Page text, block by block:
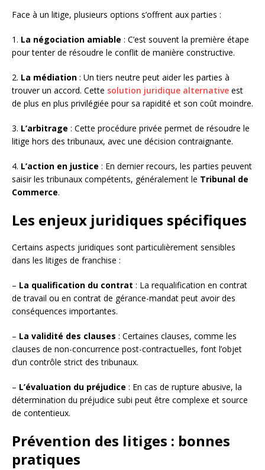
Face à un litige, plusieurs options s’offrent aux parties :
1. La négociation amiable : C’est souvent la première étape
pour tenter de résoudre le conflit de manière constructive.
2. La médiation : Un tiers neutre peut aider les parties à
trouver un accord. Cette solution juridique alternative est
de plus en plus privilégiée pour sa rapidité et son coût moindre.
3. L’arbitrage : Cette procédure privée permet de résoudre le
litige hors des tribunaux, avec une décision contraignante.
4. L’action en justice : En dernier recours, les parties peuvent
saisir les tribunaux compétents, généralement le Tribunal de
Commerce.
Les enjeux juridiques spécifiques
Certains aspects juridiques sont particulièrement sensibles
dans les litiges de franchise :
– La qualification du contrat : La requalification en contrat
de travail ou en contrat de gérance-mandat peut avoir des
conséquences importantes.
– La validité des clauses : Certaines clauses, comme les
clauses de non-concurrence post-contractuelles, font l’objet
d’un contrôle strict des tribunaux.
– L’évaluation du préjudice : En cas de rupture abusive, la
détermination du préjudice subi peut être complexe et source
de contentieux.
Prévention des litiges : bonnes
pratiques